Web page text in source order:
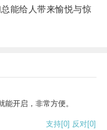
能给人带来愉悦与惊
开启，非常方便。
支持[0] 反对[0]